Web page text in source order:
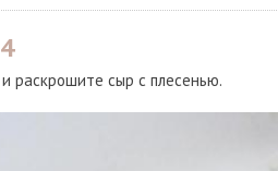
раскрошите сыр с плесенью.